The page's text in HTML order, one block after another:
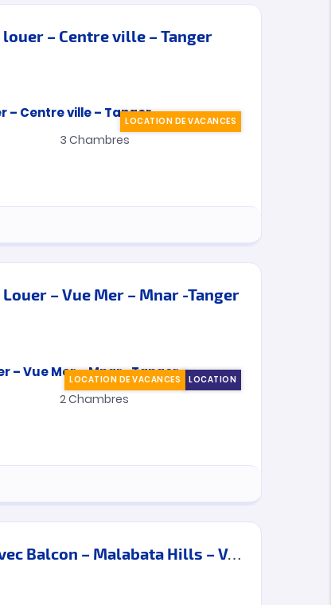
– Centre ville – Tanger
LOCATION DE VACANCES
3 Chambres
– Vue Mer – Mnar -Tanger
LOCATION
LOCATION DE VACANCES
2Chambres
Appartement à louer Avec Balcon – Malabata Hills – Vacances